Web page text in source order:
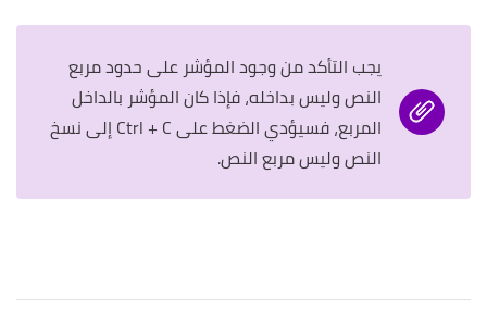
يجب التأكد من وجود المؤشر على حدود مربع
النص وليس بداخله، فإذا كان المؤشر بالداخل
المربع، فسيؤدي الضغط على Ctrl + C إلى نسخ
النص وليس مربع النص.